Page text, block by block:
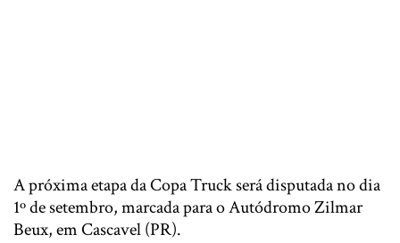
A próxima etapa da Copa Truck será disputada no dia
1º de setembro, marcada para o Autódromo Zilmar
Beux, em Cascavel (PR).